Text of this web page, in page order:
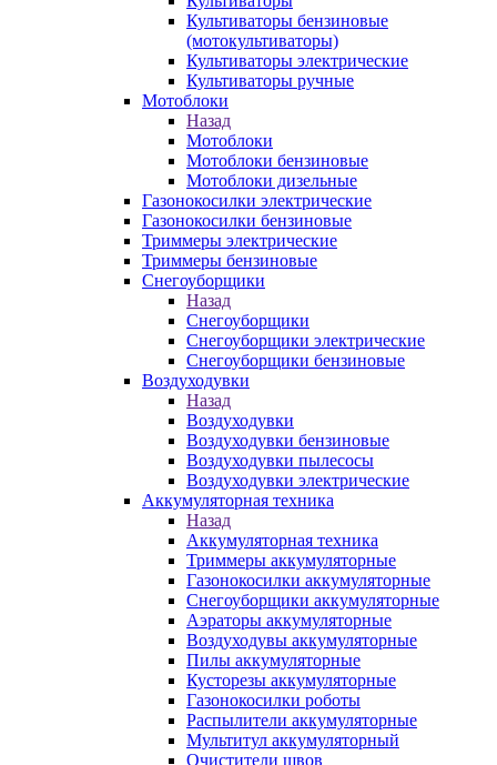
Культиваторы бензиновые
(мотокультиваторы)
Культиваторы электрические
Культиваторы ручные
Мотоблоки
Назад
Мотоблоки
Мотоблоки бензиновые
Мотоблоки дизельные
Газонокосилки электрические
Газонокосилки бензиновые
Триммеры электрические
Триммеры бензиновые
Снегоуборщики
Назад
Снегоуборщики
Снегоуборщики электрические
Снегоуборщики бензиновые
Воздуходувки
Назад
Воздуходувки
Воздуходувки бензиновые
Воздуходувки пылесосы
Воздуходувки электрические
Аккумуляторная техника
Назад
Аккумуляторная техника
Триммеры аккумуляторные
Газонокосилки аккумуляторные
Снегоуборщики аккумуляторные
Аэраторы аккумуляторные
Воздуходувы аккумуляторные
Пилы аккумуляторные
Кусторезы аккумуляторные
Газонокосилки роботы
Распылители аккумуляторные
Мультитул аккумуляторный
Очистители швов